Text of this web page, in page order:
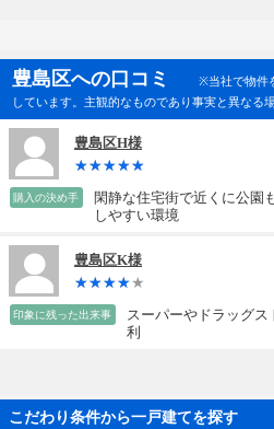
豊島区への口コミ
※当社で物件
しています。主観的なものであり事実と異なる
豊島区H様
購入の決め手
閑静な住宅街で近くに公園
しやすい環境
豊島区K様
印象に残った出来事
スーパーやドラッグ
利
こだわり条件から一戸建てを探す